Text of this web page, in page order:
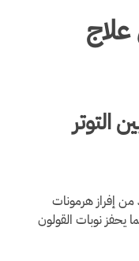
التوتر
من إفراز هرمونات
يحفز نوبات القولون